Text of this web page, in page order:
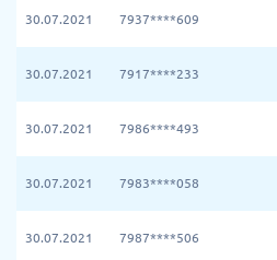
30.07.2021 7937****609
30.07.2021 7917****233
30.07.2021 7986****493
30.07.2021 7983****058
30.07.2021 7987****506